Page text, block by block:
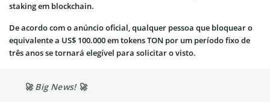
staking em blockchain.
De acordo com o anúncio oficial, qualquer pessoa que bloquear o
equivalente a US$ 100.000 em tokens TON por um período fixo de
três anos se tornará elegível para solicitar o visto.
🚀 Big News! 🚀